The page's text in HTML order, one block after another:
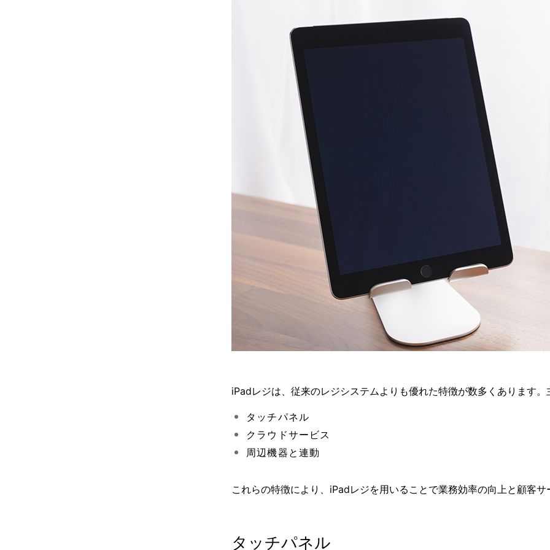
iPadレジは、従来のレジシステムよりも優れた特徴が数多くあります
タッチパネル
クラウドサービス
周辺機器と連動
これらの特徴により、iPadレジを用いることで業務効率の向上と顧客
タッチパネル